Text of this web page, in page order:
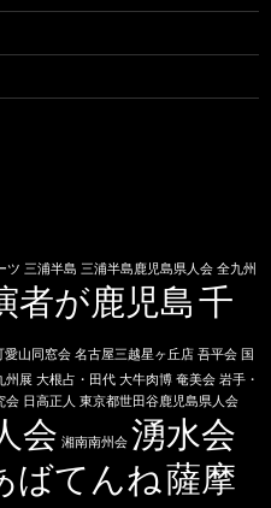
ツ 三浦半島 三浦半島鹿児島県人会 全九州
者が鹿児島千
愛山同窓会 名古屋三越星ヶ丘店 吾平会 国
州展 大根占・田代 大牛肉博 奄美会 岩手・
会 日高正人 東京都世田谷鹿児島県人会
会 湘南南州会 湧水会
ばてんね薩摩